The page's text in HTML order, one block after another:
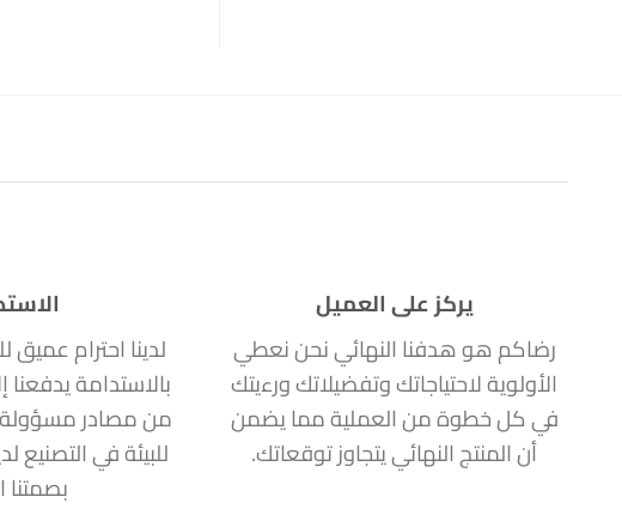
يركز على العميل
رضاكم هو هدفنا النهائي نحن نعطي
الأولوية لاحتياجاتك وتفضيلاتك ورءيتك
في كل خطوة من العملية مما يضمن
أن المنتج النهائي يتجاوز توقعاتك.
لدينا احترام عميق
بالاستدامة
من مصادر
للبيئة في التصنيع
بصمتنا